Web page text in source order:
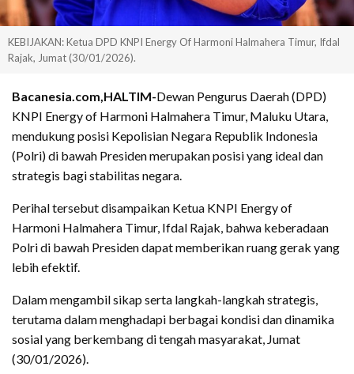
KEBIJAKAN: Ketua DPD KNPI Energy Of Harmoni Halmahera Timur, Ifdal
Rajak, Jumat (30/01/2026).
Bacanesia.com,HALTIM-Dewan Pengurus Daerah (DPD)
KNPI Energy of Harmoni Halmahera Timur, Maluku Utara,
mendukung posisi Kepolisian Negara Republik Indonesia
(Polri) di bawah Presiden merupakan posisi yang ideal dan
strategis bagi stabilitas negara.
Perihal tersebut disampaikan Ketua KNPI Energy of
Harmoni Halmahera Timur, Ifdal Rajak, bahwa keberadaan
Polri di bawah Presiden dapat memberikan ruang gerak yang
lebih efektif.
Dalam mengambil sikap serta langkah-langkah strategis,
terutama dalam menghadapi berbagai kondisi dan dinamika
sosial yang berkembang di tengah masyarakat, Jumat
(30/01/2026).